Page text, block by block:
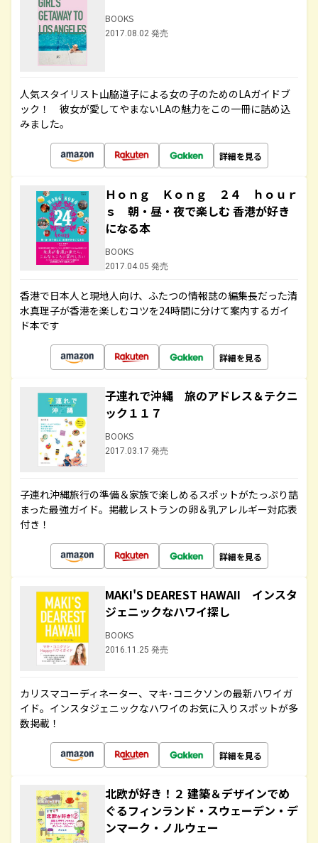
BOOKS
2017.08.02 発売
人気スタイリスト山脇道子による女の子のためのLAガイドブ
ック！ 彼女が愛してやまないLAの魅力をこの一冊に詰め込
みました。
詳細を見る
Ｈｏｎｇ Ｋｏｎｇ ２４ ｈｏｕｒ
ｓ 朝・昼・夜で楽しむ 香港が好き
になる本
BOOKS
2017.04.05 発売
香港で日本人と現地人向け、ふたつの情報誌の編集長だった清
水真理子が香港を楽しむコツを24時間に分けて案内するガイ
ド本です
詳細を見る
子連れで沖縄 旅のアドレス＆テクニ
ック１１７
BOOKS
2017.03.17 発売
子連れ沖縄旅行の準備＆家族で楽しめるスポットがたっぷり詰
まった最強ガイド。掲載レストランの卵＆乳アレルギー対応表
付き！
詳細を見る
MAKI'S DEAREST HAWAII インスタ
ジェニックなハワイ探し
BOOKS
2016.11.25 発売
カリスマコーディネーター、マキ･コニクソンの最新ハワイガ
イド。インスタジェニックなハワイのお気に入りスポットが多
数掲載！
詳細を見る
北欧が好き！２ 建築＆デザインでめ
ぐるフィンランド・スウェーデン・デ
ンマーク・ノルウェー